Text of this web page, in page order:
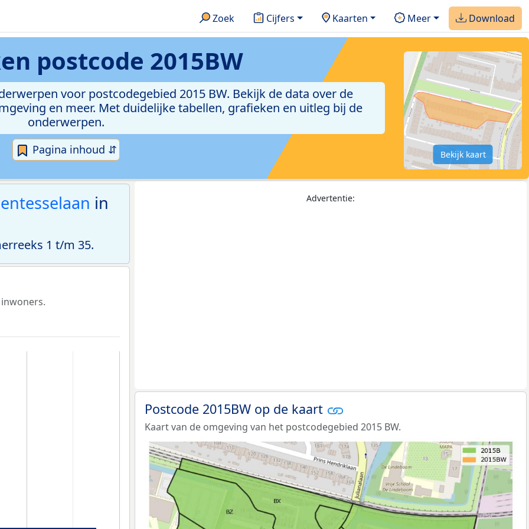
Zoek Cijfers Kaarten Meer Download
postcode 2015BW
voor postcodegebied 2015 BW. Bekijk de data over de
en meer. Met duidelijke tabellen, grafieken en uitleg bij de
onderwerpen.
Pagina inhoud ⇵ Bekijk kaart
in
1 t/m 35.
Advertentie:
Postcode 2015BW op de kaart
Kaart van de omgeving van het postcodegebied 2015 BW.